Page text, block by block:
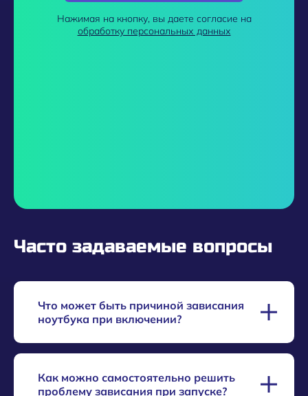
Нажимая на кнопку, вы даете согласие на
обработку персональных данных
Часто задаваемые вопросы
Что может быть причиной зависания
ноутбука при включении?
поврежденный жесткий диск или сбои в
Как можно самостоятельно решить
проблему зависания при запуске?